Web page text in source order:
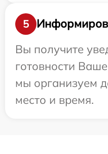
5
Вы получите
готовности
мы организуем
место и время.